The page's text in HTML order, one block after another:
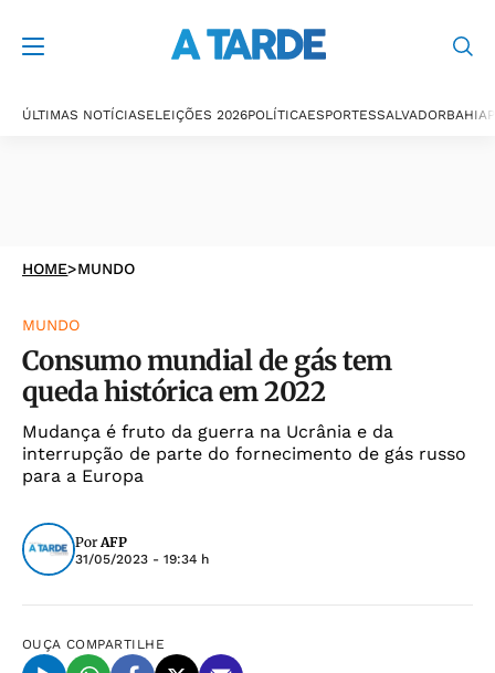
ÚLTIMAS NOTÍCIASELEIÇÕES 2026POLÍTICAESPORTESSALVADORBAHIA
HOME>MUNDO
MUNDO
Consumo mundial de gás tem
queda histórica em 2022
Mudança é fruto da guerra na Ucrânia e da
interrupção de parte do fornecimento de gás russo
para a Europa
PorAFP
31/05/2023 - 19:34 h
OUÇA COMPARTILHE